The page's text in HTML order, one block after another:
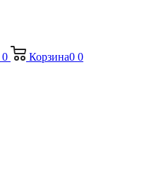
0 Корзина0 0